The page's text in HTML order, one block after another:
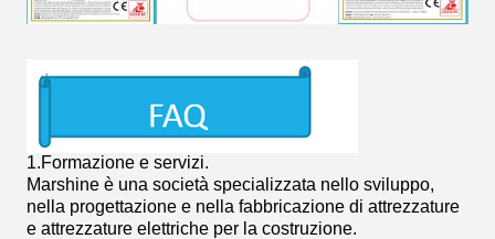
1.Formazione e servizi.
Marshine è una società specializzata nello sviluppo,
nella progettazione e nella fabbricazione di attrezzature
e attrezzature elettriche per la costruzione.